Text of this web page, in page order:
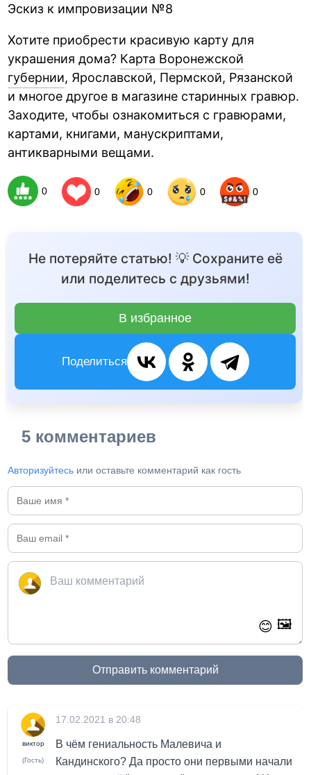
Эскиз к импровизации №8
Хотите приобрести красивую карту для
украшения дома? Карта Воронежской
губернии, Ярославской, Пермской, Рязанской
и многое другое в магазине старинных гравюр.
Заходите, чтобы ознакомиться с гравюрами,
картами, книгами, манускриптами,
антикварными вещами.
0 0 0 0 0
Не потеряйте статью! 💡 Сохраните её
или поделитесь с друзьями!
В избранное
Поделиться
5 комментариев
Авторизуйтесь или оставьте комментарий как гость
😊 🖼️
Отправить комментарий
виктор
(Гость)
17.02.2021 в 20:48
В чём гениальность Малевича и
Кандинского? Да просто они первыми начали